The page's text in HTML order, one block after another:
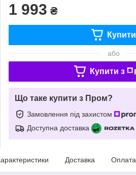
1 993 ₴
Купити
або
Купити з
Що таке купити з Пром?
Замовлення під захистом
Доступна доставка
Доставка Оплата